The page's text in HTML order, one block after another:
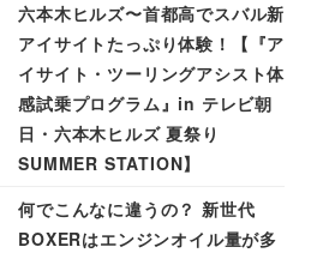
六本木ヒルズ〜首都高でスバル新
アイサイトたっぷり体験！【『ア
イサイト・ツーリングアシスト体
感試乗プログラム』in テレビ朝
日・六本木ヒルズ 夏祭り
SUMMER STATION】
何でこんなに違うの？ 新世代
BOXERはエンジンオイル量が多